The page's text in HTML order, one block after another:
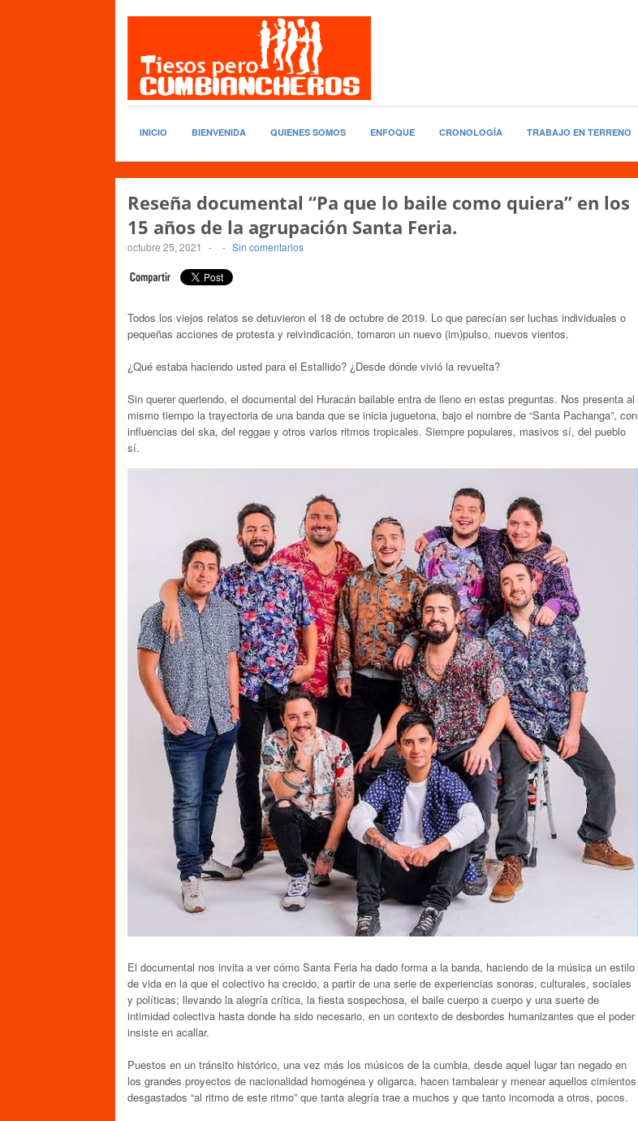
INICIO BIENVENIDA QUIENES SOMOS ENFOQUE CRONOLOGÍA TRABAJO EN TERRENO
Reseña documental “Pa que lo baile como quiera” en los
15 años de la agrupación Santa Feria.
octubre 25, 2021 - - Sin comentarios
Todos los viejos relatos se detuvieron el 18 de octubre de 2019. Lo que parecían ser luchas individuales o
pequeñas acciones de protesta y reivindicación, tomaron un nuevo (im)pulso, nuevos vientos.
¿Qué estaba haciendo usted para el Estallido? ¿Desde dónde vivió la revuelta?
Sin querer queriendo, el documental del Huracán bailable entra de lleno en estas preguntas. Nos presenta al
mismo tiempo la trayectoria de una banda que se inicia juguetona, bajo el nombre de “Santa Pachanga”, con
influencias del ska, del reggae y otros varios ritmos tropicales. Siempre populares, masivos sí, del pueblo
sí.
El documental nos invita a ver cómo Santa Feria ha dado forma a la banda, haciendo de la música un estilo
de vida en la que el colectivo ha crecido, a partir de una serie de experiencias sonoras, culturales, sociales
y políticas; llevando la alegría crítica, la fiesta sospechosa, el baile cuerpo a cuerpo y una suerte de
intimidad colectiva hasta donde ha sido necesario, en un contexto de desbordes humanizantes que el poder
insiste en acallar.
Puestos en un tránsito histórico, una vez más los músicos de la cumbia, desde aquel lugar tan negado en
los grandes proyectos de nacionalidad homogénea y oligarca, hacen tambalear y menear aquellos cimientos
desgastados “al ritmo de este ritmo” que tanta alegría trae a muchos y que tanto incomoda a otros, pocos.